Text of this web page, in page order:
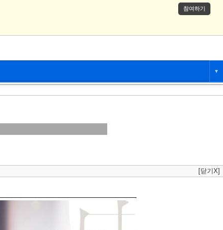
참여하기
▼
[닫기X]